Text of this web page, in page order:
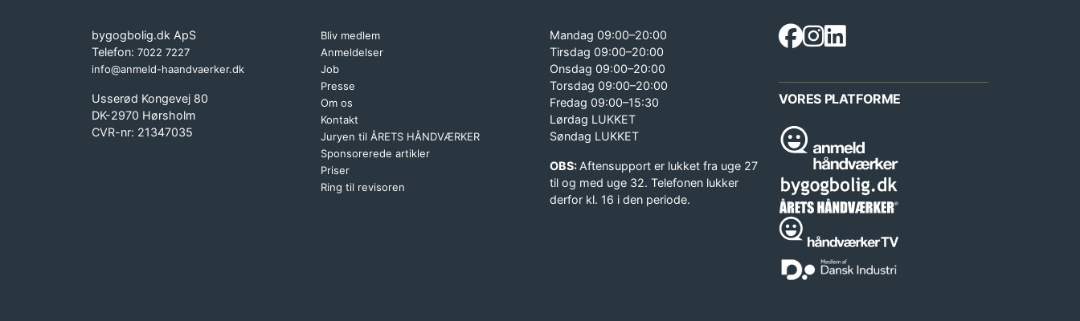
bygogbolig.dk ApS
Telefon: 7022 7227
info@anmeld-haandvaerker.dk
Usserød Kongevej 80
DK-2970 Hørsholm
CVR-nr: 21347035
Bliv medlem
Anmeldelser
Job
Presse
Om os
Kontakt
Juryen til ÅRETS HÅNDVÆRKER
Sponsorerede artikler
Priser
Ring til revisoren
Mandag 09:00–20:00
Tirsdag 09:00–20:00
Onsdag 09:00–20:00
Torsdag 09:00–20:00
Fredag 09:00–15:30
Lørdag LUKKET
Søndag LUKKET
OBS:Aftensupport er lukket fra uge 27
til og med uge 32. Telefonen lukker
derfor kl. 16 i den periode.
VORES PLATFORME